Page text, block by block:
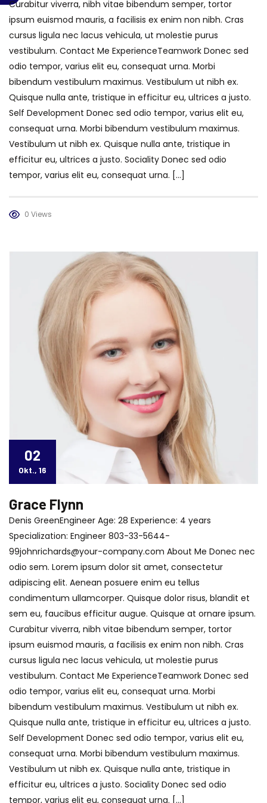
Curabitur viverra, nibh vitae bibendum semper, tortor
ipsum euismod mauris, a facilisis ex enim non nibh. Cras
cursus ligula nec lacus vehicula, ut molestie purus
vestibulum. Contact Me ExperienceTeamwork Donec sed
odio tempor, varius elit eu, consequat urna. Morbi
bibendum vestibulum maximus. Vestibulum ut nibh ex.
Quisque nulla ante, tristique in efficitur eu, ultrices a justo.
Self Development Donec sed odio tempor, varius elit eu,
consequat urna. Morbi bibendum vestibulum maximus.
Vestibulum ut nibh ex. Quisque nulla ante, tristique in
efficitur eu, ultrices a justo. Sociality Donec sed odio
tempor, varius elit eu, consequat urna. [...]
0 Views
02
Okt., 16
Grace Flynn
Denis GreenEngineer Age: 28 Experience: 4 years
Specialization: Engineer 803-33-5644-
99johnrichards@your-company.com About Me Donec nec
odio sem. Lorem ipsum dolor sit amet, consectetur
adipiscing elit. Aenean posuere enim eu tellus
condimentum ullamcorper. Quisque dolor risus, blandit et
sem eu, faucibus efficitur augue. Quisque at ornare ipsum.
Curabitur viverra, nibh vitae bibendum semper, tortor
ipsum euismod mauris, a facilisis ex enim non nibh. Cras
cursus ligula nec lacus vehicula, ut molestie purus
vestibulum. Contact Me ExperienceTeamwork Donec sed
odio tempor, varius elit eu, consequat urna. Morbi
bibendum vestibulum maximus. Vestibulum ut nibh ex.
Quisque nulla ante, tristique in efficitur eu, ultrices a justo.
Self Development Donec sed odio tempor, varius elit eu,
consequat urna. Morbi bibendum vestibulum maximus.
Vestibulum ut nibh ex. Quisque nulla ante, tristique in
efficitur eu, ultrices a justo. Sociality Donec sed odio
tempor, varius elit eu, consequat urna. [...]